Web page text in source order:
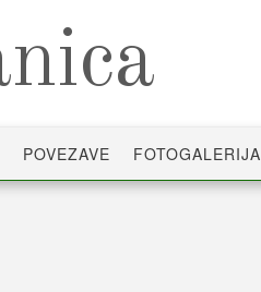
POVEZAVE FOTOGALERIJA